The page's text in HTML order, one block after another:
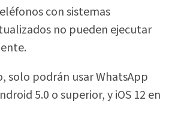
con sistemas
no pueden ejecutar
solo podrán usar WhatsApp
5.0 o superior, y iOS 12 en